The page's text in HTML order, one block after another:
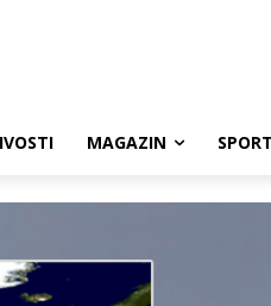
MAGAZIN SPORT